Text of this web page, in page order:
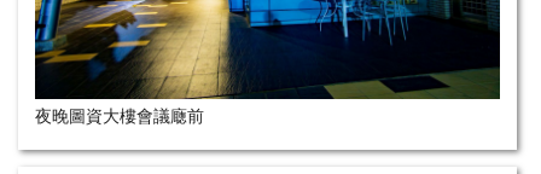
夜晚圖資大樓會議廰前